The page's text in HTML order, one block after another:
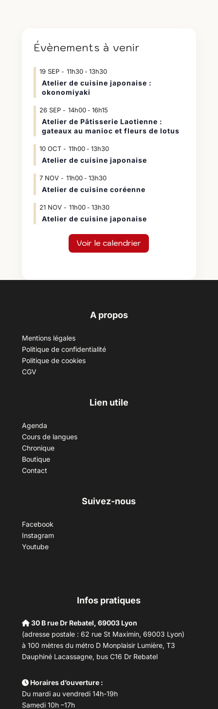
Évènements à venir
19 SEP 11h30- 13h30
Atelier de cuisine japonaise :
okonomiyaki
26 SEP 14h00- 16h15
Atelier de Pâtisserie Laotienne :
gateaux au manioc et fleurs de lotus
10 OCT 11h00- 13h30
Atelier de cuisine japonaise
7 NOV 11h00- 13h30
Atelier de cuisine coréenne
21 NOV 11h00- 13h30
Atelier de cuisine japonaise
Voir le calendrier
A propos
Mentions légales
Politique de confidentialité
Politique de cookies
CGV
Lien utile
Agenda
Cours de langues
Chronique
Boutique
Contact
Suivez-nous
Facebook
Instagram
Youtube
Infos pratiques
30 B rue Dr Rebatel, 69003 Lyon
(adresse postale : 62 rue St Maximin, 69003 Lyon)
à 100 mètres du métro D Monplaisir Lumière, T3
Dauphiné Lacassagne, bus C16 Dr Rebatel
Horaires d’ouverture :
Du mardi au vendredi 14h-19h
Samedi 10h –17h